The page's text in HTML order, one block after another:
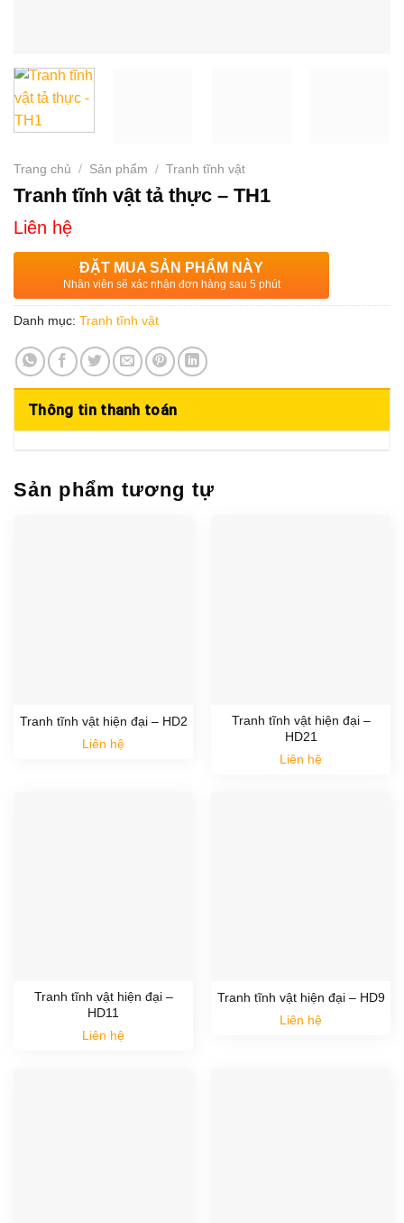
Trang chủ / Sản phẩm / Tranh tĩnh vật
Tranh tĩnh vật tả thực – TH1
Liên hệ
ĐẶT MUA SẢN PHẨM NÀY
Nhân viên sẽ xác nhận đơn hàng sau 5 phút
Danh mục: Tranh tĩnh vật
Thông tin thanh toán
Sản phẩm tương tự
Tranh tĩnh vật hiện đại – HD2
Liên hệ
Tranh tĩnh vật hiện đại –
HD21
Liên hệ
Tranh tĩnh vật hiện đại –
HD11
Liên hệ
Tranh tĩnh vật hiện đại – HD9
Liên hệ